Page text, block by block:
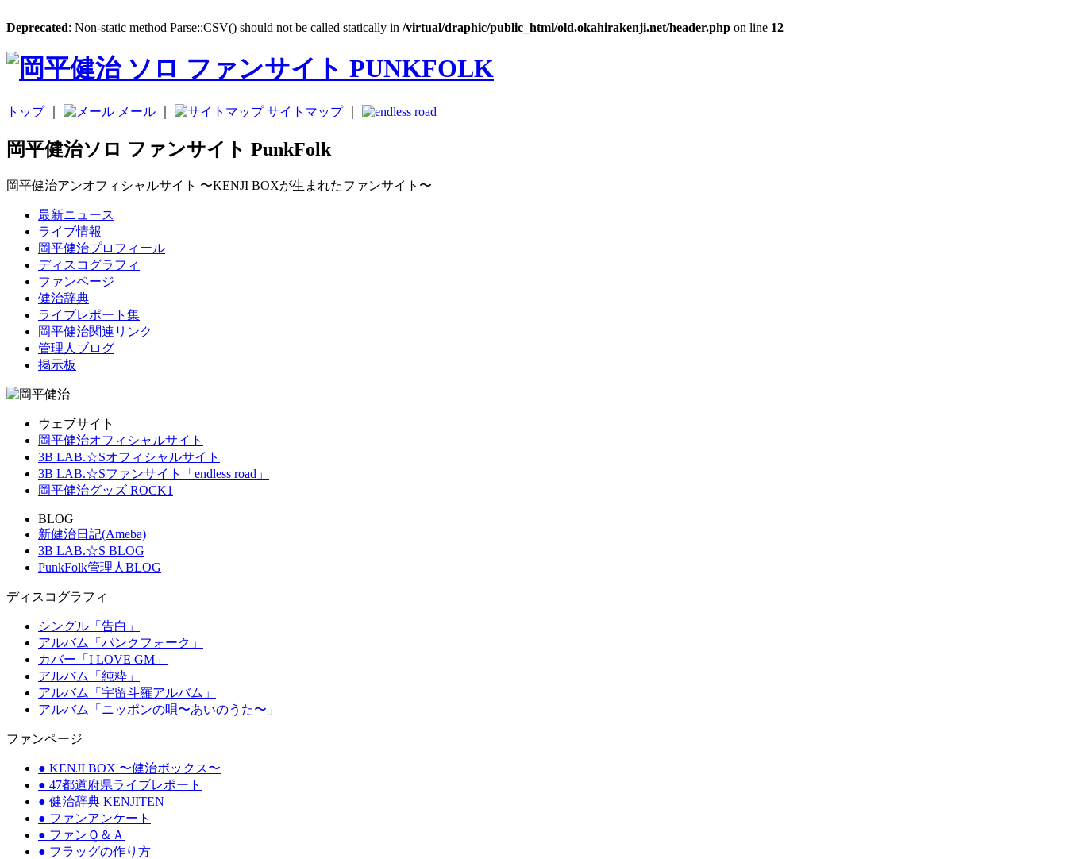
Deprecated: Non-static method Parse::CSV() should not be called statically in /virtual/draphic/public_html/old.okahirakenji.net/header.php on line 12
トップ｜ メール サイトマップ｜
岡平健治ソロ ファンサイト PunkFolk
岡平健治アンオフィシャルサイト 〜KENJI BOXが生まれたファンサイト〜
最新ニュース
ライブ情報
岡平健治プロフィール
ディスコグラフィ
ファンページ
健治辞典
ライブレポート集
岡平健治関連リンク
管理人ブログ
掲示板
ウェブサイト
岡平健治オフィシャルサイト
3B LAB.☆Sオフィシャルサイト
3B LAB.☆Sファンサイト「endless road」
岡平健治グッズ ROCK1
BLOG
新健治日記(Ameba)
3B LAB.☆S BLOG
PunkFolk管理人BLOG
ディスコグラフィ
シングル「告白」
アルバム「パンクフォーク」
カバー「I LOVE GM」
アルバム「純粋」
アルバム「宇留斗羅アルバム」
アルバム「ニッポンの唄〜あいのうた〜」
ファンページ
● KENJI BOX 〜健治ボックス〜
● 47都道府県ライブレポート
● 健治辞典 KENJITEN
● ファンアンケート
● ファンＱ＆Ａ
● フラッグの作り方